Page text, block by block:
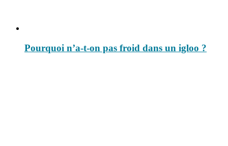
Pourquoi n’a-t-on pas froid dans un igloo ?